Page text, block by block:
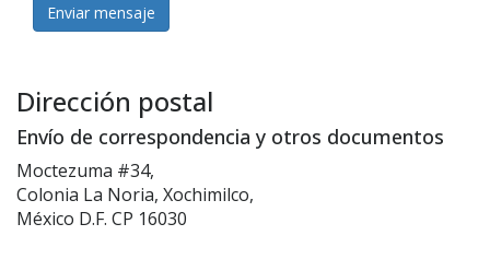
Enviar mensaje
Dirección postal
Envío de correspondencia y otros documentos
Moctezuma #34,
Colonia La Noria, Xochimilco,
México D.F. CP 16030